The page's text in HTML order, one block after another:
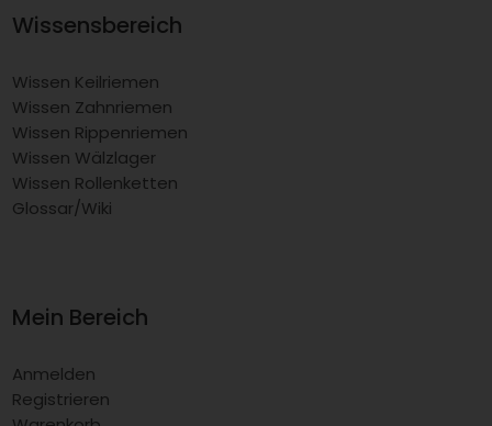
Wissensbereich
Wissen Keilriemen
Wissen Zahnriemen
Wissen Rippenriemen
Wissen Wälzlager
Wissen Rollenketten
Glossar/Wiki
Mein Bereich
Anmelden
Registrieren